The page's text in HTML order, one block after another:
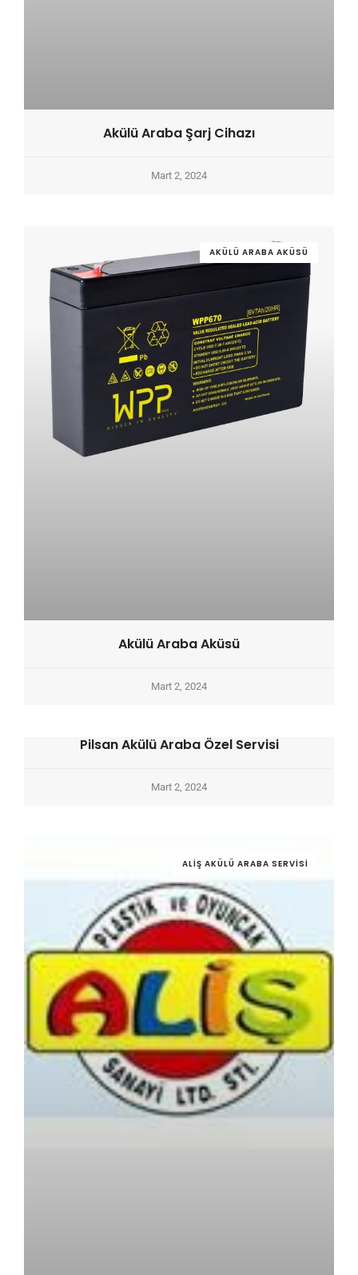
Akülü Araba Şarj Cihazı
Mart 2, 2024
AKÜLÜ ARABA AKÜSÜ
Akülü Araba Aküsü
Mart 2, 2024
Pilsan Akülü Araba Özel Servisi
Mart 2, 2024
ALIŞ AKÜLÜ ARABA SERVISI